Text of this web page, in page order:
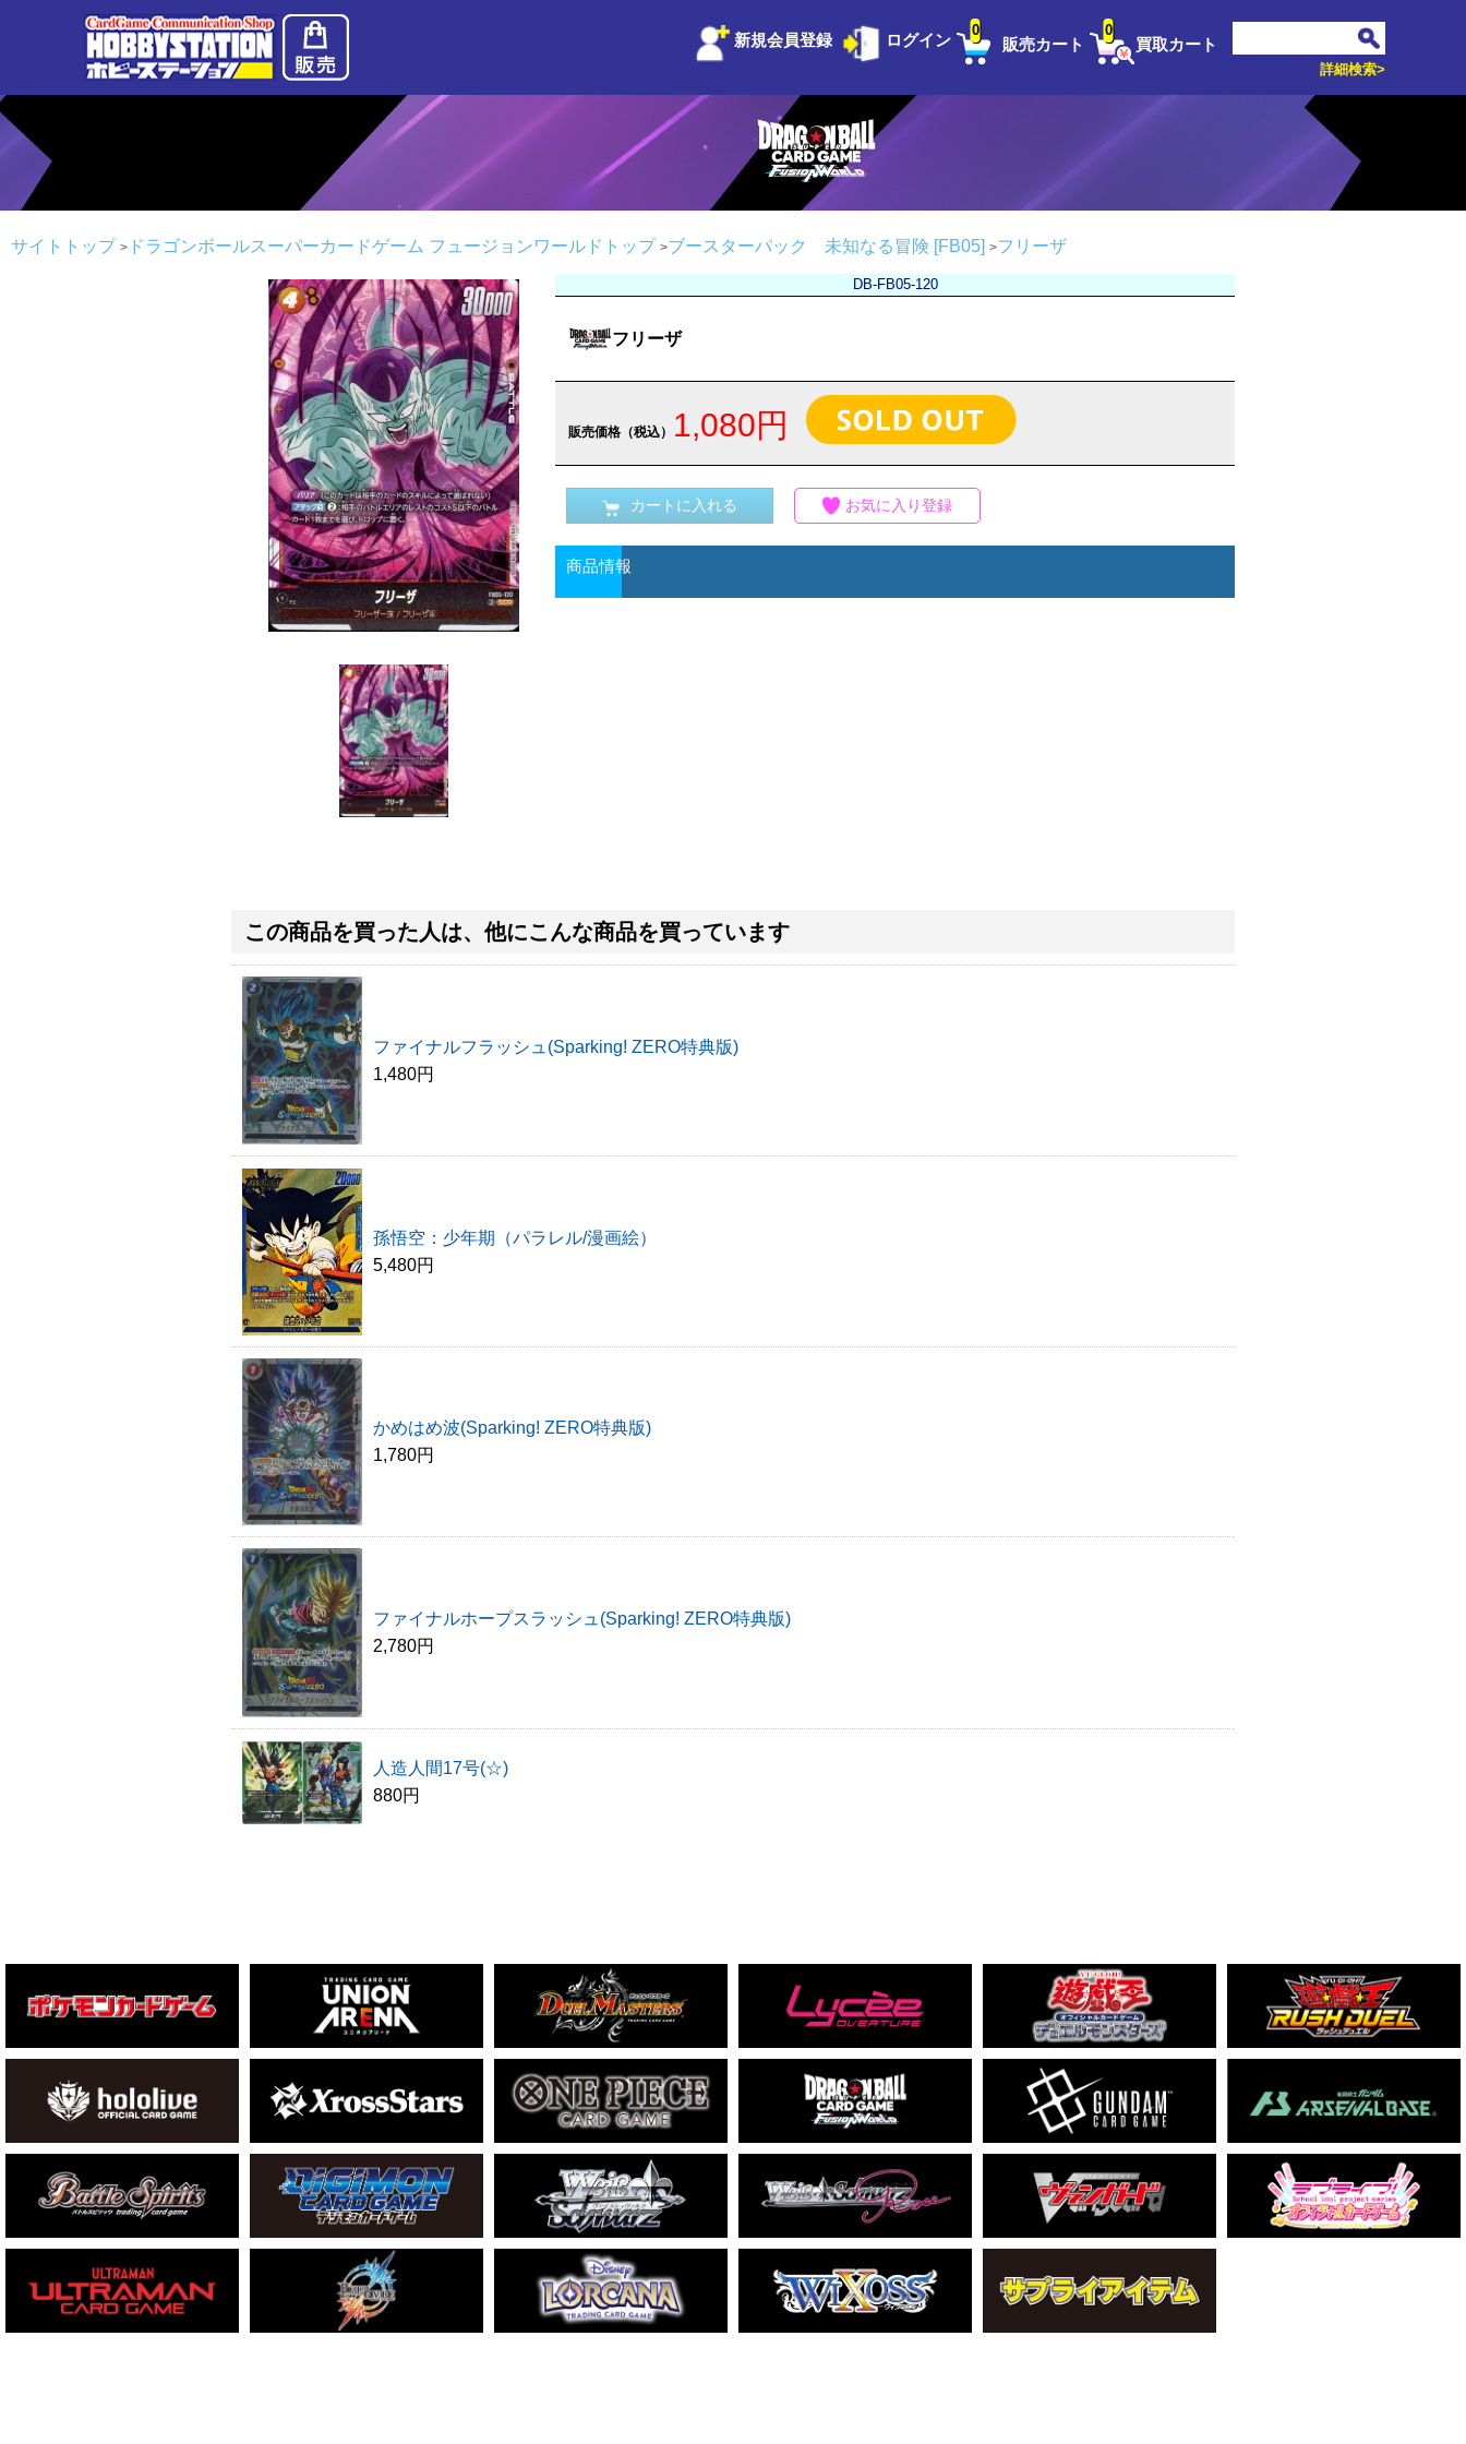
新規会員登録 ログイン 販売カート
0
買取カート
0
詳細検索>
サイトトップ ドラゴンボールスーパーカードゲーム フュージョンワールドトップ ブースターパック 未知なる冒険 [FB05] フリーザ
DB-FB05-120
フリーザ
販売価格（税込） 1,080円
カートに入れる お気に入り登録
商品情報
この商品を買った人は、他にこんな商品を買っています
ファイナルフラッシュ(Sparking! ZERO特典版)
1,480円
孫悟空：少年期（パラレル/漫画絵）
5,480円
かめはめ波(Sparking! ZERO特典版)
1,780円
ファイナルホープスラッシュ(Sparking! ZERO特典版)
2,780円
人造人間17号(☆)
880円